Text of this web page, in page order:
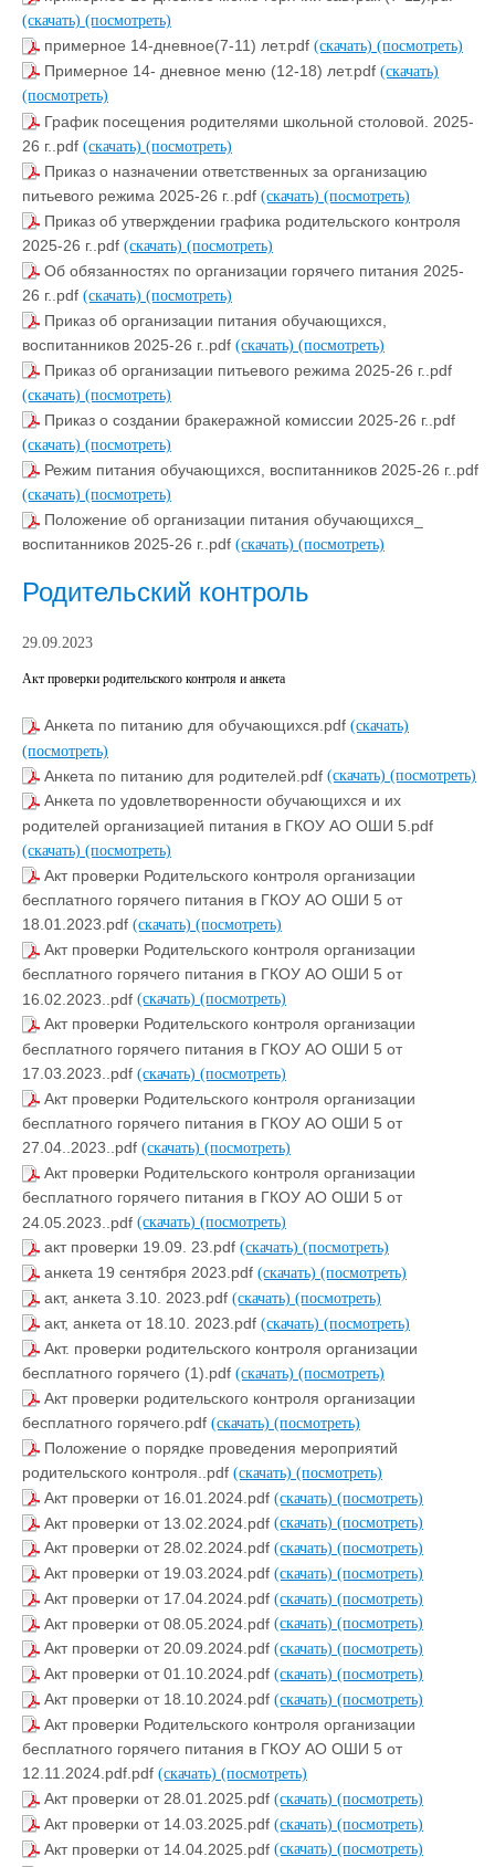
(скачать) (посмотреть)
примерное 14-дневное(7-11) лет.pdf (скачать) (посмотреть)
Примерное 14- дневное меню (12-18) лет.pdf (скачать)
(посмотреть)
График посещения родителями школьной столовой. 2025-
26 г..pdf (скачать) (посмотреть)
Приказ о назначении ответственных за организацию
питьевого режима 2025-26 г..pdf (скачать) (посмотреть)
Приказ об утверждении графика родительского контроля
2025-26 г..pdf (скачать) (посмотреть)
Об обязанностях по организации горячего питания 2025-
26 г..pdf (скачать) (посмотреть)
Приказ об организации питания обучающихся,
воспитанников 2025-26 г..pdf (скачать) (посмотреть)
Приказ об организации питьевого режима 2025-26 г..pdf
(скачать) (посмотреть)
Приказ о создании бракеражной комиссии 2025-26 г..pdf
(скачать) (посмотреть)
Режим питания обучающихся, воспитанников 2025-26 г..pdf
(скачать) (посмотреть)
Положение об организации питания обучающихся_
воспитанников 2025-26 г..pdf (скачать) (посмотреть)
Родительский контроль
29.09.2023
Акт проверки родительского контроля и анкета
Анкета по питанию для обучающихся.pdf (скачать)
(посмотреть)
Анкета по питанию для родителей.pdf (скачать) (посмотреть)
Анкета по удовлетворенности обучающихся и их
родителей организацией питания в ГКОУ АО ОШИ 5.pdf
(скачать) (посмотреть)
Акт проверки Родительского контроля организации
бесплатного горячего питания в ГКОУ АО ОШИ 5 от
18.01.2023.pdf (скачать) (посмотреть)
Акт проверки Родительского контроля организации
бесплатного горячего питания в ГКОУ АО ОШИ 5 от
16.02.2023..pdf (скачать) (посмотреть)
Акт проверки Родительского контроля организации
бесплатного горячего питания в ГКОУ АО ОШИ 5 от
17.03.2023..pdf (скачать) (посмотреть)
Акт проверки Родительского контроля организации
бесплатного горячего питания в ГКОУ АО ОШИ 5 от
27.04..2023..pdf (скачать) (посмотреть)
Акт проверки Родительского контроля организации
бесплатного горячего питания в ГКОУ АО ОШИ 5 от
24.05.2023..pdf (скачать) (посмотреть)
акт проверки 19.09. 23.pdf (скачать) (посмотреть)
анкета 19 сентября 2023.pdf (скачать) (посмотреть)
акт, анкета 3.10. 2023.pdf (скачать) (посмотреть)
акт, анкета от 18.10. 2023.pdf (скачать) (посмотреть)
Акт. проверки родительского контроля организации
бесплатного горячего (1).pdf (скачать) (посмотреть)
Акт проверки родительского контроля организации
бесплатного горячего.pdf (скачать) (посмотреть)
Положение о порядке проведения мероприятий
родительского контроля..pdf (скачать) (посмотреть)
Акт проверки от 16.01.2024.pdf (скачать) (посмотреть)
Акт проверки от 13.02.2024.pdf (скачать) (посмотреть)
Акт проверки от 28.02.2024.pdf (скачать) (посмотреть)
Акт проверки от 19.03.2024.pdf (скачать) (посмотреть)
Акт проверки от 17.04.2024.pdf (скачать) (посмотреть)
Акт проверки от 08.05.2024.pdf (скачать) (посмотреть)
Акт проверки от 20.09.2024.pdf (скачать) (посмотреть)
Акт проверки от 01.10.2024.pdf (скачать) (посмотреть)
Акт проверки от 18.10.2024.pdf (скачать) (посмотреть)
Акт проверки Родительского контроля организации
бесплатного горячего питания в ГКОУ АО ОШИ 5 от
12.11.2024.pdf.pdf (скачать) (посмотреть)
Акт проверки от 28.01.2025.pdf (скачать) (посмотреть)
Акт проверки от 14.03.2025.pdf (скачать) (посмотреть)
Акт проверки от 14.04.2025.pdf (скачать) (посмотреть)